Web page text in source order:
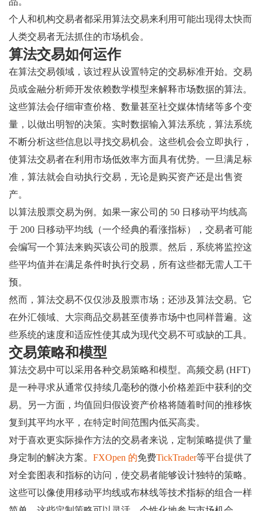
个人和机构交易者都采用算法交易来利用可能出现得太快而
人类交易者无法抓住的市场机会。
算法交易如何运作
在算法交易领域，该过程从设置特定的交易标准开始。交易
员或金融分析师开发依赖数学模型来解释市场数据的算法。
这些算法会仔细审查价格、数量甚至社交媒体情绪等多个变
量，以做出明智的决策。实时数据输入算法系统，算法系统
不断分析这些信息以寻找交易机会。这些机会会立即执行，
使算法交易者在利用市场低效率方面具有优势。一旦满足标
准，算法就会自动执行交易，无论是购买资产还是出售资
产。
以算法股票交易为例。如果一家公司的 50 日移动平均线高
于 200 日移动平均线（一个经典的看涨指标），交易者可能
会编写一个算法来购买该公司的股票。然后，系统将监控这
些平均值并在满足条件时执行交易，所有这些都无需人工干
预。
然而，算法交易不仅仅涉及股票市场；还涉及算法交易。它
在外汇领域、大宗商品交易甚至债券市场中也同样普遍。这
些系统的速度和适应性使其成为现代交易不可或缺的工具。
交易策略和模型
算法交易中可以采用各种交易策略和模型。高频交易 (HFT)
是一种寻求从通常仅持续几毫秒的微小价格差距中获利的交
易。另一方面，均值回归假设资产价格将随着时间的推移恢
复到其平均水平，在特定时间范围内低买高卖。
对于喜欢更实际操作方法的交易者来说，定制策略提供了量
身定制的解决方案。 FXOpen 的免费TickTrader等平台提供了
对全套图表和指标的访问，使交易者能够设计独特的策略。
这些可以像使用移动平均线或布林线等技术指标的组合一样